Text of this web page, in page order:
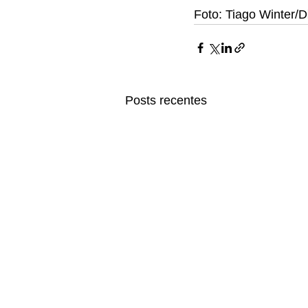
Foto: Tiago Winter/
Posts recentes